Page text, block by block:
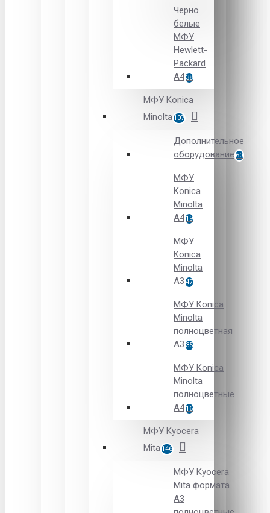
Черно
белые
МФУ
Hewlett-
Packard
А438
МФУ Konica
Minolta107
Дополнительное
оборудование 60
МФУ
Konica
Minolta
A419
МФУ
Konica
Minolta
A3 47
МФУ Konica
Minolta
полноцветная
А3 35
МФУ Konica
Minolta
полноцветные
А416
МФУ Kyocera
Mita146
МФУ Kyocera
Mita формата
A3